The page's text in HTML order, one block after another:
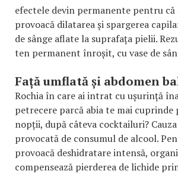
efectele devin permanente pentru
provoacă dilatarea și spargerea
de sânge aflate la suprafața pielii.
ten permanent înroșit, cu vase de
Față umflată și abdomen
Rochia în care ai intrat cu ușurință
petrecere parcă abia te mai cuprinde
nopții, după câteva cocktailuri?
provocată de consumul de alcool.
provoacă deshidratare intensă,
compensează pierderea de lichide